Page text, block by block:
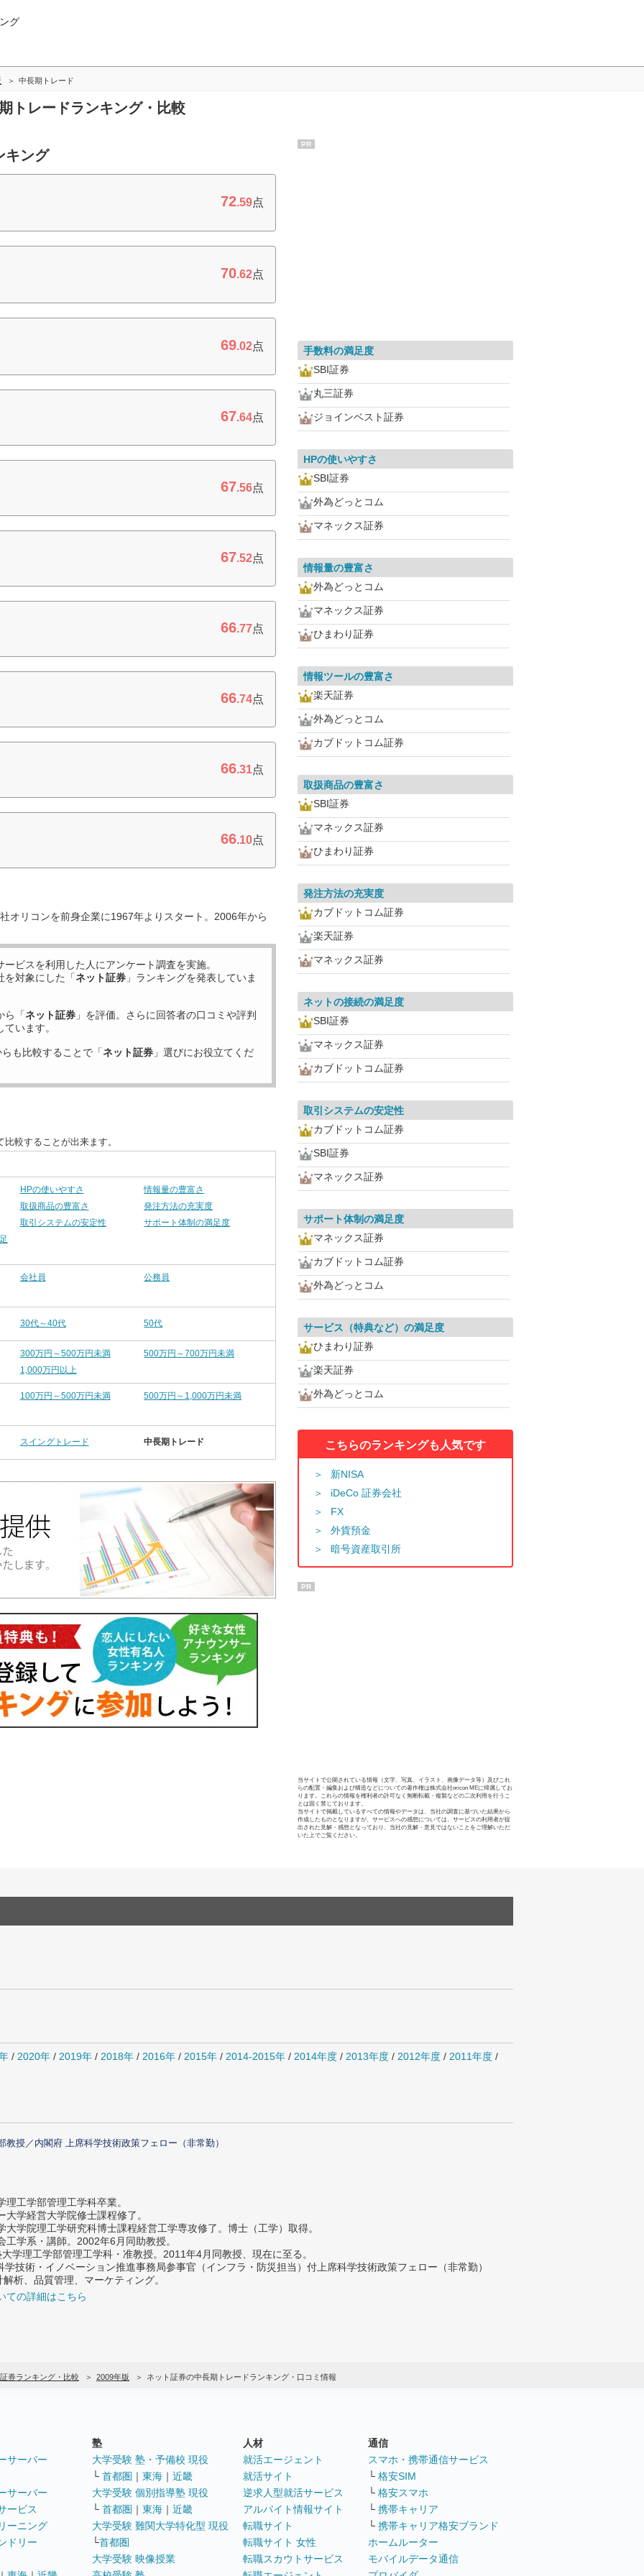
グ
中長期トレード
トレードランキング・比較
キング
72.59点
70.62点
69.02点
67.64点
67.56点
67.52点
66.77点
66.74点
66.31点
66.10点
オリコンを前身企業に1967年よりスタート。2006年から
ービスを利用した 人にアンケート調査を実施。
を対象にした「ネット証券 」ランキングを発表していま
ら「ネット証券 」を評価。さらに回答者の口コミや評判
います。
も比較することで「ネット証券 」選びにお役立てくだ
較することが出来ます。
HPの使いやすさ
情報量の豊富さ
取扱商品の豊富さ
発注方法の充実度
取引システムの安定性
サポート体制の満足度
会社員 公務員
30代～40代 50代
300万円～500万円未満
500万円～700万円未満
1,000万円以上
100万円～500万円未満 500万円～1,000万円未満
スイングトレード 中長期トレード
PR
手数料の満足度
SBI証券
丸三証券
ジョインベスト証券
HPの使いやすさ
SBI証券
外為どっとコム
マネックス証券
情報量の豊富さ
外為どっとコム
マネックス証券
ひまわり証券
情報ツールの豊富さ
楽天証券
外為どっとコム
カブドットコム証券
取扱商品の豊富さ
SBI証券
マネックス証券
ひまわり証券
発注方法の充実度
カブドットコム証券
楽天証券
マネックス証券
ネットの接続の満足度
SBI証券
マネックス証券
カブドットコム証券
取引システムの安定性
カブドットコム証券
SBI証券
マネックス証券
サポート体制の満足度
マネックス証券
カブドットコム証券
外為どっとコム
サービス（特典など）の満足度
ひまわり証券
楽天証券
外為どっとコム
こちらのランキングも人気です
新NISA
iDeCo 証券会社
FX
外貨預金
暗号資産取引所
PR
当サイトで公開されている情報（文字、写真、イラスト、画像データ等）及びこれ
らの配置・編集および構造などについての著作権は株式会社oricon MEに帰属してお
ります。これらの情報を権利者の許可なく無断転載・複製などの二次利用を行うこ
とは固く禁じております。
当サイトで掲載しているすべての情報やデータは、当社の調査に基づいた結果から
作成したものとなりますが、サービスへの感想については、サービスの利用者が提
出された見解・感想となっており、当社の見解・意見ではないことをご理解いただ
いた上でご覧ください。
/ 2020年 / 2019年 / 2018年 / 2016年 / 2015年 / 2014-2015年 / 2014年度 / 2013年度 / 2012年度 / 2011年度 /
教授／内閣府 上席科学技術政策フェロー（非常勤）
工学部管理工学科卒業。
学経営大学院修士課程修了。
大学院理工学研究科博士課程経営工学専攻修了。博士（工学）取得。
工学系・講師。2002年6月同助教授。
学理工学部管理工学科・准教授。2011年4月同教授、現在に至る。
技術・イノベーション推進事務局参事官（インフラ・防災担当）付上席科学技術政策フェロー（非常勤）
析、品質管理、マーケティング。
の詳細はこちら
券ランキング・比較 2009年版 ネット証券の中長期トレードランキング・口コミ情報
サーバー
サーバー
ービス
ーニング
ドリー
塾
大学受験 塾・予備校 現役
└ 首都圏 ｜ 東海 ｜ 近畿
大学受験 個別指導塾 現役
└ 首都圏 ｜ 東海 ｜ 近畿
大学受験 難関大学特化型 現役
└首都圏
大学受験 映像授業
人材
就活エージェント
就活サイト
逆求人型就活サービス
アルバイト情報サイト
転職サイト
転職サイト 女性
転職スカウトサービス
通信
スマホ・携帯通信サービス
└ 格安SIM
└ 格安スマホ
└ 携帯キャリア
└ 携帯キャリア格安ブランド
ホームルーター
モバイルデータ通信